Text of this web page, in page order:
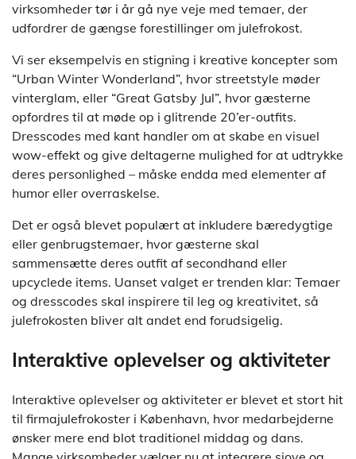
virksomheder tør i år gå nye veje med temaer, der
udfordrer de gængse forestillinger om julefrokost.
Vi ser eksempelvis en stigning i kreative koncepter som
“Urban Winter Wonderland”, hvor streetstyle møder
vinterglam, eller “Great Gatsby Jul”, hvor gæsterne
opfordres til at møde op i glitrende 20’er-outfits.
Dresscodes med kant handler om at skabe en visuel
wow-effekt og give deltagerne mulighed for at udtrykke
deres personlighed – måske endda med elementer af
humor eller overraskelse.
Det er også blevet populært at inkludere bæredygtige
eller genbrugstemaer, hvor gæsterne skal
sammensætte deres outfit af secondhand eller
upcyclede items. Uanset valget er trenden klar: Temaer
og dresscodes skal inspirere til leg og kreativitet, så
julefrokosten bliver alt andet end forudsigelig.
Interaktive oplevelser og aktiviteter
Interaktive oplevelser og aktiviteter er blevet et stort hit
til firmajulefrokoster i København, hvor medarbejderne
ønsker mere end blot traditionel middag og dans.